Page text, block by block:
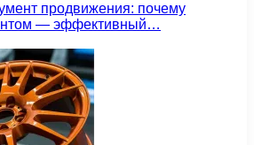
продвижения: почему
— эффективный…